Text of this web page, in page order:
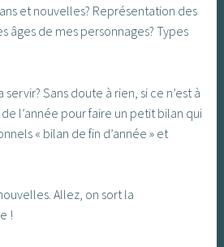
et nouvelles? Représentation des
âges de mes personnages? Types
Sans doute à rien, si ce n’est à
l’année pour faire un petit bilan qui
« bilan de fin d’année » et
Allez, on sort la
!